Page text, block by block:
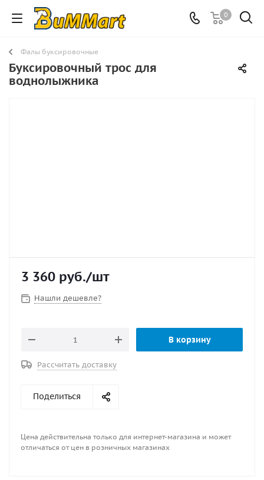
0
Фалы буксировочные
Буксировочный трос для
воднолыжника
3 360 руб./шт
Нашли дешевле?
В корзину
Рассчитать доставку
Поделиться
Цена действительна только для интернет-магазина и может
отличаться от цен в розничных магазинах